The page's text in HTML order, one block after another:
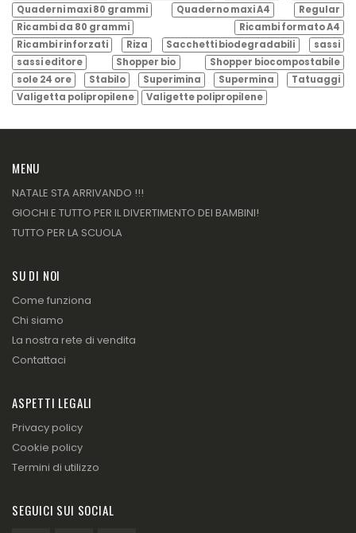
Quaderni maxi 80 grammi
Quaderno maxi A4
Regular
Ricambi da 80 grammi
Ricambi formato A4
Ricambi rinforzati
Riza Sacchetti biodegradabili
sassi
sassi editore
Shopper bio
Shopper biocompostabile
sole 24 ore
Stabilo Superimina Supermina
Tatuaggi
Valigetta polipropilene
Valigette polipropilene
MENU
NATALE STA ARRIVANDO !!!
GIOCHI E TUTTO PER IL DIVERTIMENTO DEI BAMBINI!
TUTTO PER LA SCUOLA
SU DI NOI
Come funziona
Chi siamo
La nostra rete di vendita
Contattaci
ASPETTI LEGALI
Privacy policy
Cookie policy
Termini di utilizzo
SEGUICI SUI SOCIAL